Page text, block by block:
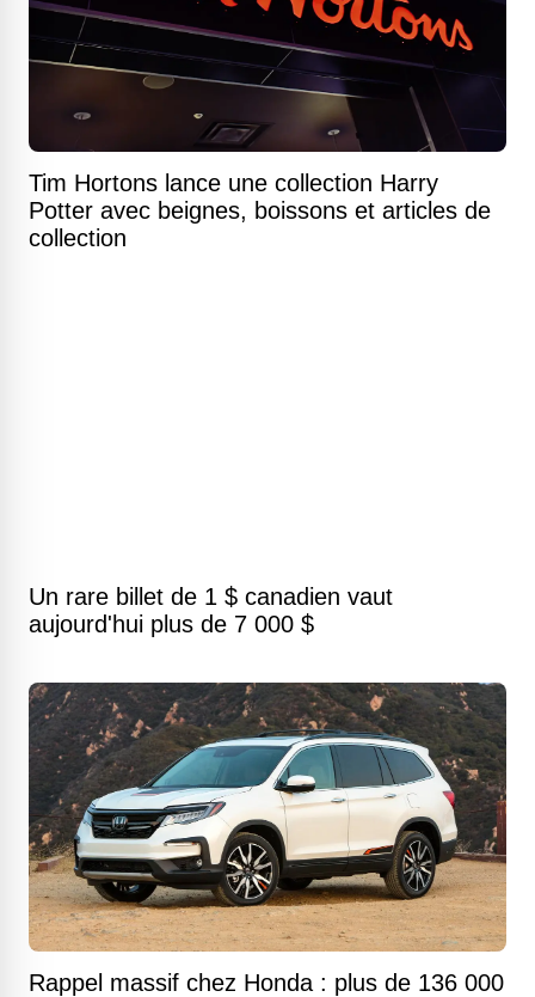
Tim Hortons lance une collection Harry
Potter avec beignes, boissons et articles de
collection
Un rare billet de 1 $ canadien vaut
aujourd'hui plus de 7 000 $
Rappel massif chez Honda : plus de 136 000